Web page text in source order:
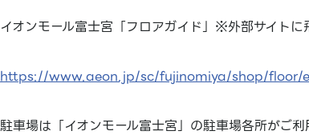
イオンモール富士宮「フロアガイド」※外部サイトに
https://www.aeon.jp/sc/fujinomiya/shop/floor/
駐車場は「イオンモール富士宮」の駐車場各所がご利